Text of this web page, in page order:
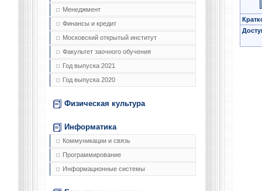
Менеджмент
Финансы и кредит
Московский открытый институт
Факультет заочного обучения
Год выпуска 2021
Год выпуска 2020
Физическая культура
Информатика
Коммуникации и связь
Программирование
Информационные системы